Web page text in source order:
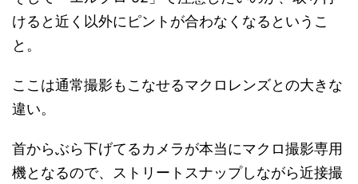
けると近く以外にピントが合わなくなるというこ
と。
ここは通常撮影もこなせるマクロレンズとの大きな
違い。
首からぶら下げてるカメラが本当にマクロ撮影専用
機となるので、ストリートスナップしながら近接撮